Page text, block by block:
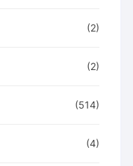
(2)
(2)
(514)
(4)